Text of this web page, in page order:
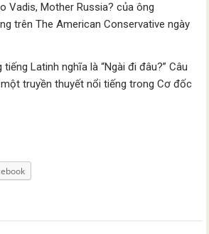
Vadis, Mother Russia? của ông
trên The American Conservative ngày
Latinh nghĩa là “Ngài đi đâu?” Câu
truyền thuyết nổi tiếng trong Cơ đốc